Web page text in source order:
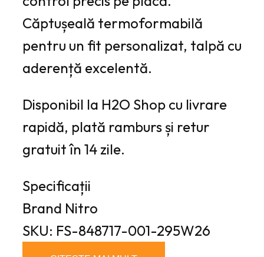
Căptușeală termoformabilă
pentru un fit personalizat, talpă cu
aderență excelentă.
Disponibil la H2O Shop cu livrare
rapidă, plată ramburs și retur
gratuit în 14 zile.
Specificații
Brand Nitro
SKU: FS-848717-001-295W26